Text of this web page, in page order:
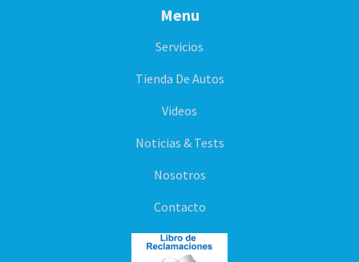
Menu
Servicios
Tienda De Autos
Videos
Noticias & Tests
Nosotros
Contacto